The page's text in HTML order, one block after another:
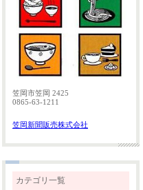
笠岡市笠岡 2425
0865-63-1211
笠岡新聞販売株式会社
カテゴリ一覧